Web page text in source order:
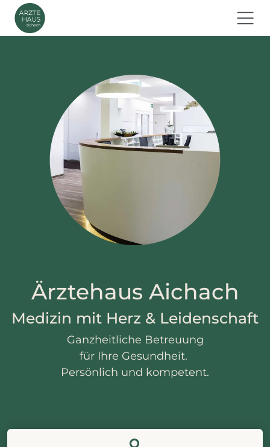
Ärztehaus Aichach
Medizin mit Herz & Leidenschaft
Ganzheitliche Betreuung
für Ihre Gesundheit.
Persönlich und kompetent.